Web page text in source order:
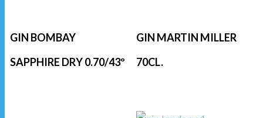
GIN BOMBAY
SAPPHIRE DRY 0.70/43º
GIN MARTIN MILLER
70CL.